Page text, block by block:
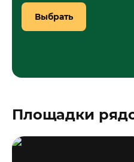
Выбрать
Площадки